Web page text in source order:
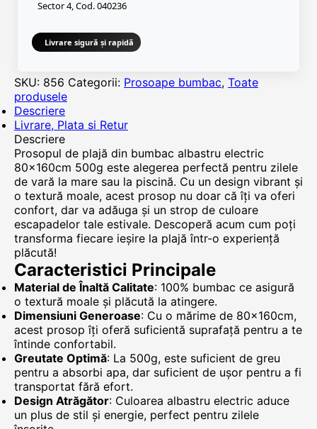
Sector 4, Cod. 040236
Livrare sigură și rapidă
SKU: 856 Categorii: Prosoape bumbac, Toate
produsele
Descriere
Livrare, Plata si Retur
Descriere
Prosopul de plajă din bumbac albastru electric
80x160cm 500g este alegerea perfectă pentru zilele
de vară la mare sau la piscină. Cu un design vibrant și
o textură moale, acest prosop nu doar că îți va oferi
confort, dar va adăuga și un strop de culoare
escapadelor tale estivale. Descoperă acum cum poți
transforma fiecare ieșire la plajă într-o experiență
plăcută!
Caracteristici Principale
Material de Înaltă Calitate: 100% bumbac ce asigură
o textură moale și plăcută la atingere.
Dimensiuni Generoase: Cu o mărime de 80x160cm,
acest prosop îți oferă suficientă suprafață pentru a te
întinde confortabil.
Greutate Optimă: La 500g, este suficient de greu
pentru a absorbi apa, dar suficient de ușor pentru a fi
transportat fără efort.
Design Atrăgător: Culoarea albastru electric aduce
un plus de stil și energie, perfect pentru zilele